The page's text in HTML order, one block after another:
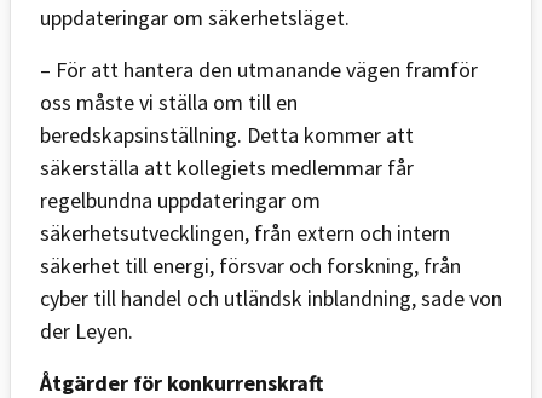
uppdateringar om säkerhetsläget.
– För att hantera den utmanande vägen framför
oss måste vi ställa om till en
beredskapsinställning. Detta kommer att
säkerställa att kollegiets medlemmar får
regelbundna uppdateringar om
säkerhetsutvecklingen, från extern och intern
säkerhet till energi, försvar och forskning, från
cyber till handel och utländsk inblandning, sade von
der Leyen.
Åtgärder för konkurrenskraft